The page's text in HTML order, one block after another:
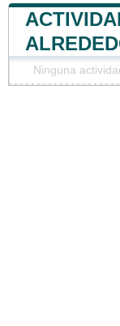
Ninguna